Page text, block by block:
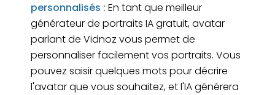
personnalisés : En tant que meilleur
générateur de portraits IA gratuit, avatar
parlant de Vidnoz vous permet de
personnaliser facilement vos portraits. Vous
pouvez saisir quelques mots pour décrire
l'avatar que vous souhaitez, et l'IA générera